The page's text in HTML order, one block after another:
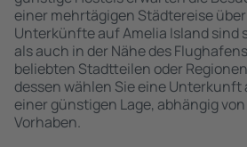
einer mehrtägigen Städtereise
Unterkünfte auf Amelia Island sind
als auch in der Nähe des
beliebten Stadtteilen oder
dessen wählen Sie eine Unterkunft
einer günstigen Lage, abhängig
Vorhaben.